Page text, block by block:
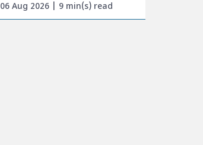
06 Aug 2026 | 9 min(s) read